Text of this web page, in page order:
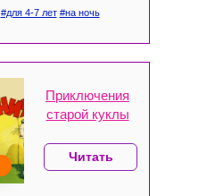
Приключения
старой куклы
Читать
#для 4-7 лет #на ночь